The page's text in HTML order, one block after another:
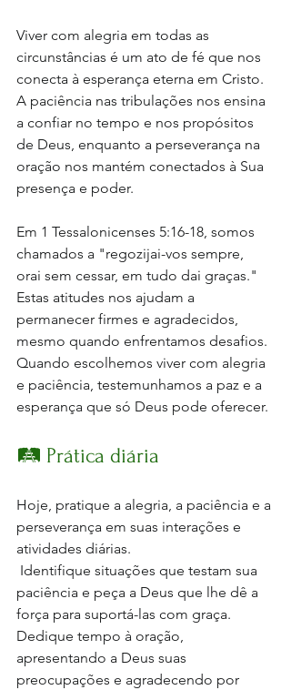
Viver com alegria em todas as
circunstâncias é um ato de fé que nos
conecta à esperança eterna em Cristo.
A paciência nas tribulações nos ensina
a confiar no tempo e nos propósitos
de Deus, enquanto a perseverança na
oração nos mantém conectados à Sua
presença e poder.
Em 1 Tessalonicenses 5:16-18, somos
chamados a "regozijai-vos sempre,
orai sem cessar, em tudo dai graças."
Estas atitudes nos ajudam a
permanecer firmes e agradecidos,
mesmo quando enfrentamos desafios.
Quando escolhemos viver com alegria
e paciência, testemunhamos a paz e a
esperança que só Deus pode oferecer.
🛤️ Prática diária
Hoje, pratique a alegria, a paciência e a
perseverança em suas interações e
atividades diárias.
paciência e peça a Deus que lhe dê a
força para suportá-las com graça.
Dedique tempo à oração,
apresentando a Deus suas
preocupações e agradecendo por